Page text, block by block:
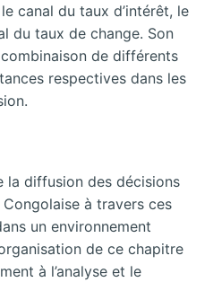
canal du taux d’intérêt, le
du taux de change. Son
de différents
respectives dans les
la diffusion des décisions
à travers ces
un environnement
de ce chapitre
à l’analyse et le